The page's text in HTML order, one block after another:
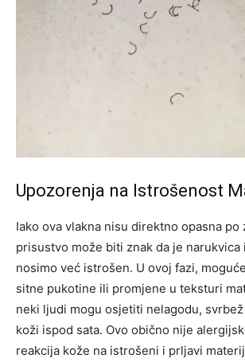
Upozorenja na Istrošenost
Iako ova vlakna nisu direktno opasna
prisustvo može biti znak da je
nosimo već istrošen. U ovoj fazi,
sitne pukotine ili promjene u teksturi
neki ljudi mogu osjetiti nelagodu,
koži ispod sata. Ovo obično nije
reakcija kože na istrošeni i prljavi